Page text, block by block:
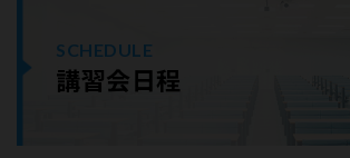
SCHEDULE
講習会日程